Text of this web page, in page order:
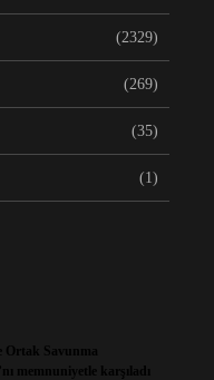
(2329)
(269)
(35)
(1)
Ortak Savunma
memnuniyetle karşıladı